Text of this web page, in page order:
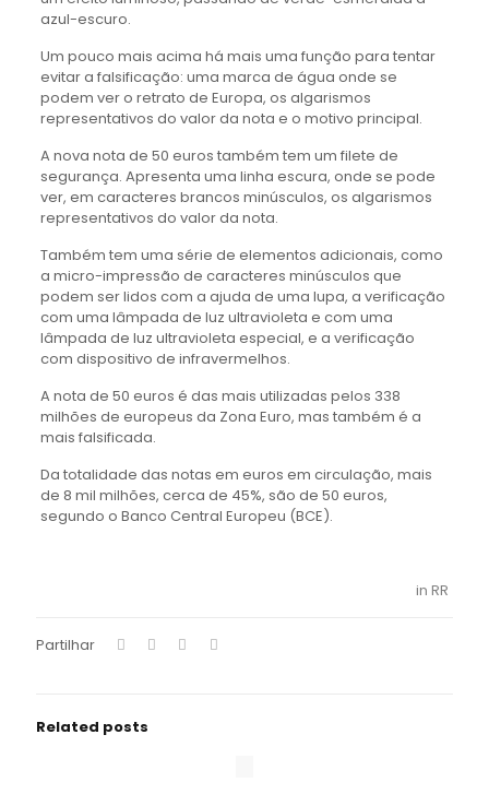
azul-escuro.
Um pouco mais acima há mais uma função para tentar
evitar a falsificação: uma marca de água onde se
podem ver o retrato de Europa, os algarismos
representativos do valor da nota e o motivo principal.
A nova nota de 50 euros também tem um filete de
segurança. Apresenta uma linha escura, onde se pode
ver, em caracteres brancos minúsculos, os algarismos
representativos do valor da nota.
Também tem uma série de elementos adicionais, como
a micro-impressão de caracteres minúsculos que
podem ser lidos com a ajuda de uma lupa, a verificação
com uma lâmpada de luz ultravioleta e com uma
lâmpada de luz ultravioleta especial, e a verificação
com dispositivo de infravermelhos.
A nota de 50 euros é das mais utilizadas pelos 338
milhões de europeus da Zona Euro, mas também é a
mais falsificada.
Da totalidade das notas em euros em circulação, mais
de 8 mil milhões, cerca de 45%, são de 50 euros,
segundo o Banco Central Europeu (BCE).
in RR
Partilhar
Related posts